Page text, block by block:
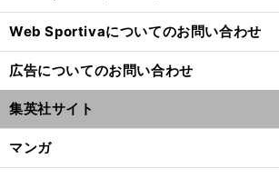
Web Sportivaについてのお問い合わせ
広告についてのお問い合わせ
集英社サイト
マンガ